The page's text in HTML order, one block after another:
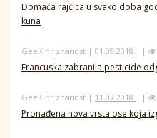
Domaća rajčica u svako doba
kuna
GeeK.hr znanost | 01.09.2018. |
Francuska zabranila pesticide
GeeK.hr znanost | 11.07.2018. |
Pronađena nova vrsta ose koja